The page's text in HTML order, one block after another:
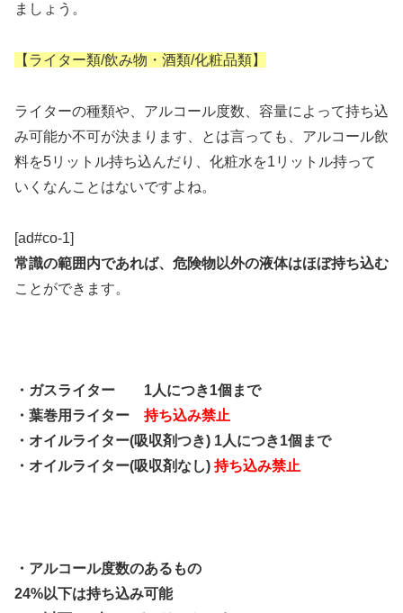
ましょう。
【ライター類/飲み物・酒類/化粧品類】
ライターの種類や、アルコール度数、容量によって持ち込
み可能か不可が決まります、とは言っても、アルコール飲
料を5リットル持ち込んだり、化粧水を1リットル持って
いくなんことはないですよね。
[ad#co-1]
常識の範囲内であれば、危険物以外の液体はほぼ持ち込む
ことができます。
・ガスライター 1人につき1個まで
・葉巻用ライター 持ち込み禁止
・オイルライター(吸収剤つき) 1人につき1個まで
・オイルライター(吸収剤なし) 持ち込み禁止
・アルコール度数のあるもの
24%以下は持ち込み可能